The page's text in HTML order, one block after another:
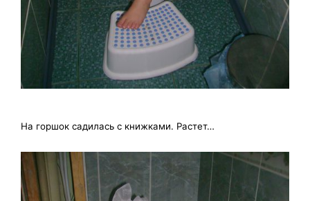
На горшок садилась с книжками. Растет…